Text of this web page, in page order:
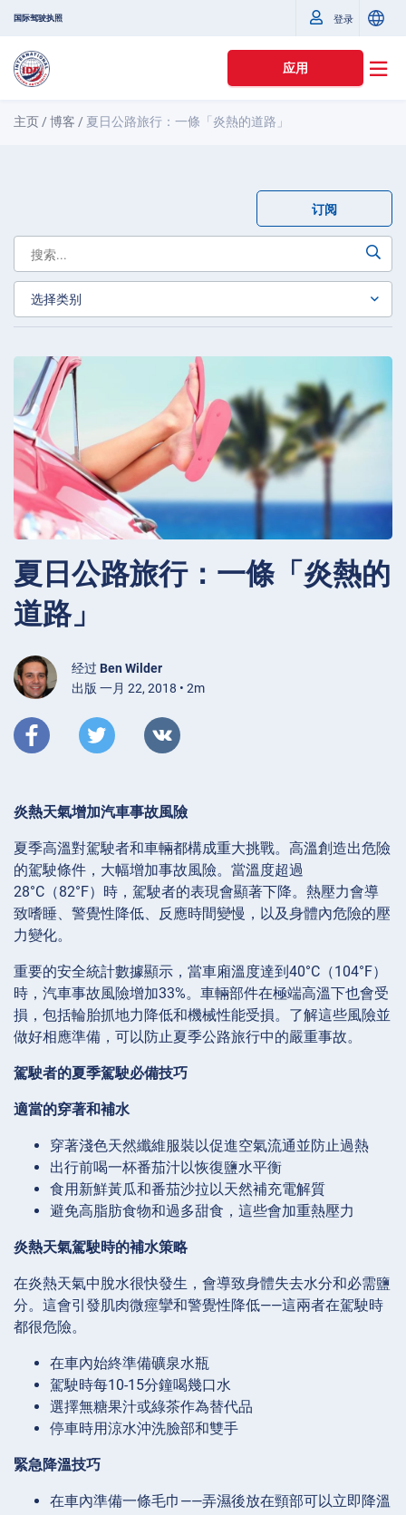
国际驾驶执照 登录
应用
主页 /博客 / 夏日公路旅行：一條「炎熱的道路」
订阅
夏日公路旅行：一條「炎熱的
道路」
经过 Ben Wilder
出版 一月 22, 2018 • 2m
炎熱天氣增加汽車事故風險
夏季高溫對駕駛者和車輛都構成重大挑戰。高溫創造出危險
的駕駛條件，大幅增加事故風險。當溫度超過
28°C（82°F）時，駕駛者的表現會顯著下降。熱壓力會導
致嗜睡、警覺性降低、反應時間變慢，以及身體內危險的壓
力變化。
重要的安全統計數據顯示，當車廂溫度達到40°C（104°F）
時，汽車事故風險增加33%。車輛部件在極端高溫下也會受
損，包括輪胎抓地力降低和機械性能受損。了解這些風險並
做好相應準備，可以防止夏季公路旅行中的嚴重事故。
駕駛者的夏季駕駛必備技巧
適當的穿著和補水
穿著淺色天然纖維服裝以促進空氣流通並防止過熱
出行前喝一杯番茄汁以恢復鹽水平衡
食用新鮮黃瓜和番茄沙拉以天然補充電解質
避免高脂肪食物和過多甜食，這些會加重熱壓力
炎熱天氣駕駛時的補水策略
在炎熱天氣中脫水很快發生，會導致身體失去水分和必需鹽
分。這會引發肌肉微痙攣和警覺性降低——這兩者在駕駛時
都很危險。
在車內始終準備礦泉水瓶
駕駛時每10-15分鐘喝幾口水
選擇無糖果汁或綠茶作為替代品
停車時用涼水沖洗臉部和雙手
緊急降溫技巧
在車內準備一條毛巾——弄濕後放在頸部可以立即降溫